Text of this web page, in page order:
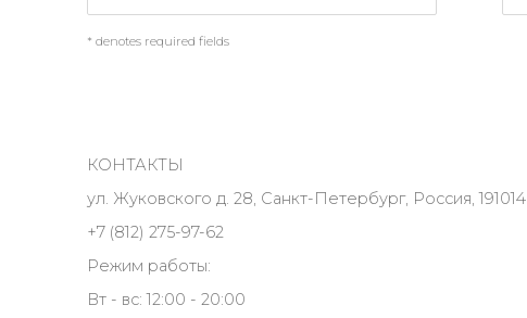
* denotes required fields
КОНТАКТЫ
ул. Жуковского д. 28, Санкт-Петербург, Россия, 191014
+7 (812) 275-97-62
Режим работы:
Вт - вс: 12:00 - 20:00